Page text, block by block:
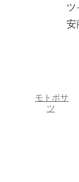
ツ
安
モトボサ
ツ